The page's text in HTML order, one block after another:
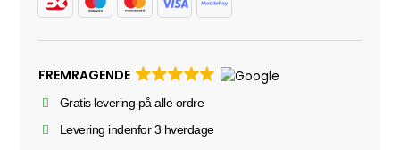
FREMRAGENDE
Gratis levering på alle ordre
Levering indenfor 3 hverdage